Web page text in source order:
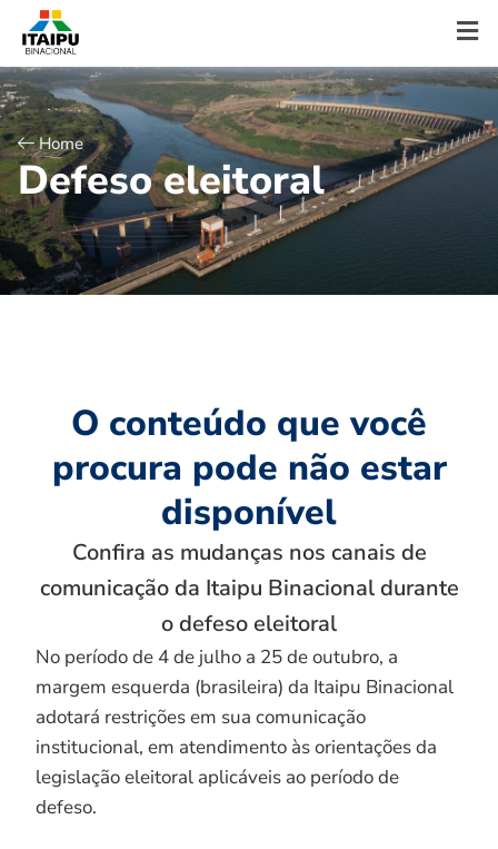
Home
Defeso eleitoral
O conteúdo que você
procura pode não estar
disponível
Confira as mudanças nos canais de
comunicação da Itaipu Binacional durante
o defeso eleitoral
No período de 4 de julho a 25 de outubro, a
margem esquerda (brasileira) da Itaipu Binacional
adotará restrições em sua comunicação
institucional, em atendimento às orientações da
legislação eleitoral aplicáveis ao período de
defeso.